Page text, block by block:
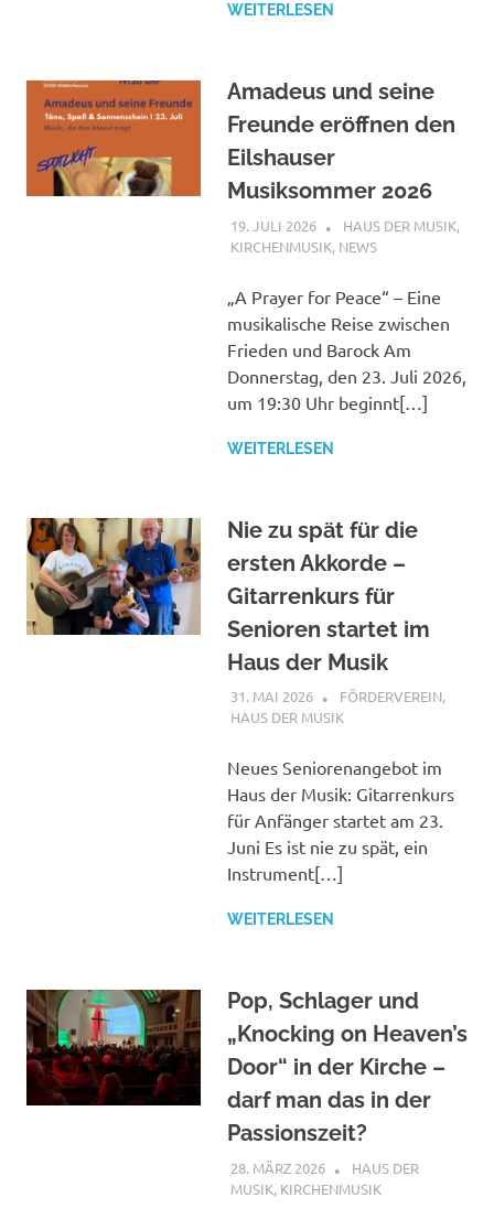
WEITERLESEN
Amadeus und seine
Freunde eröffnen den
Eilshauser
Musiksommer 2026
19. JULI 2026 ANDREAS
HAUS DER MUSIK,
KIRCHENMUSIK, NEWS
„A Prayer for Peace“ – Eine
musikalische Reise zwischen
Frieden und Barock Am
Donnerstag, den 23. Juli 2026,
um 19:30 Uhr beginnt[…]
WEITERLESEN
Nie zu spät für die
ersten Akkorde –
Gitarrenkurs für
Senioren startet im
Haus der Musik
31. MAI 2026 ANDREAS
FÖRDERVEREIN,
HAUS DER MUSIK
Neues Seniorenangebot im
Haus der Musik: Gitarrenkurs
für Anfänger startet am 23.
Juni Es ist nie zu spät, ein
Instrument[…]
WEITERLESEN
Pop, Schlager und
„Knocking on Heaven’s
Door“ in der Kirche –
darf man das in der
Passionszeit?
28. MÄRZ 2026 ANDREAS
HAUS DER
MUSIK, KIRCHENMUSIK